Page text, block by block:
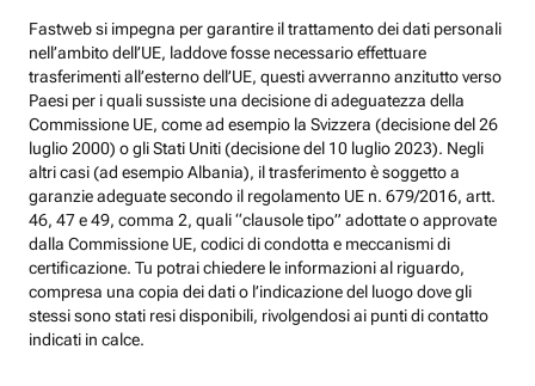
Fastweb si impegna per garantire il trattamento dei dati personali
nell’ambito dell’UE, laddove fosse necessario effettuare
trasferimenti all’esterno dell’UE, questi avverranno anzitutto verso
Paesi per i quali sussiste una decisione di adeguatezza della
Commissione UE, come ad esempio la Svizzera (decisione del 26
luglio 2000) o gli Stati Uniti (decisione del 10 luglio 2023). Negli
altri casi (ad esempio Albania), il trasferimento è soggetto a
garanzie adeguate secondo il regolamento UE n. 679/2016, artt.
46, 47 e 49, comma 2, quali “clausole tipo” adottate o approvate
dalla Commissione UE, codici di condotta e meccanismi di
certificazione. Tu potrai chiedere le informazioni al riguardo,
compresa una copia dei dati o l’indicazione del luogo dove gli
stessi sono stati resi disponibili, rivolgendosi ai punti di contatto
indicati in calce.